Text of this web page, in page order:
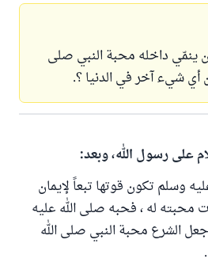
ينمّي داخله محبة النبي صلى
أي شيء آخر في الدنيا ؟.
على رسول الله، وبعد:
وسلم تكون قوتها تبعاً لإيمان
محبته له ، فحبه صلى الله عليه
الشرع محبة النبي صلى الله